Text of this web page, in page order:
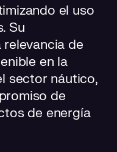
el uso
Su
de
en la
sector náutico,
de
de energía